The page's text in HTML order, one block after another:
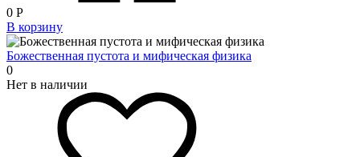
0 Р
В корзину
Божественная пустота и мифическая физика
0
Нет в наличии